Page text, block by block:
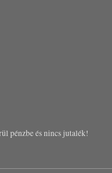
pénzbe és nincs jutalék!